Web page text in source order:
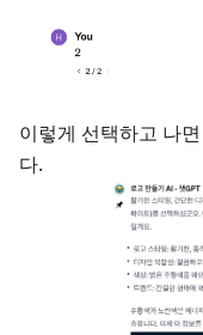
이렇게 선택하고 나
다.